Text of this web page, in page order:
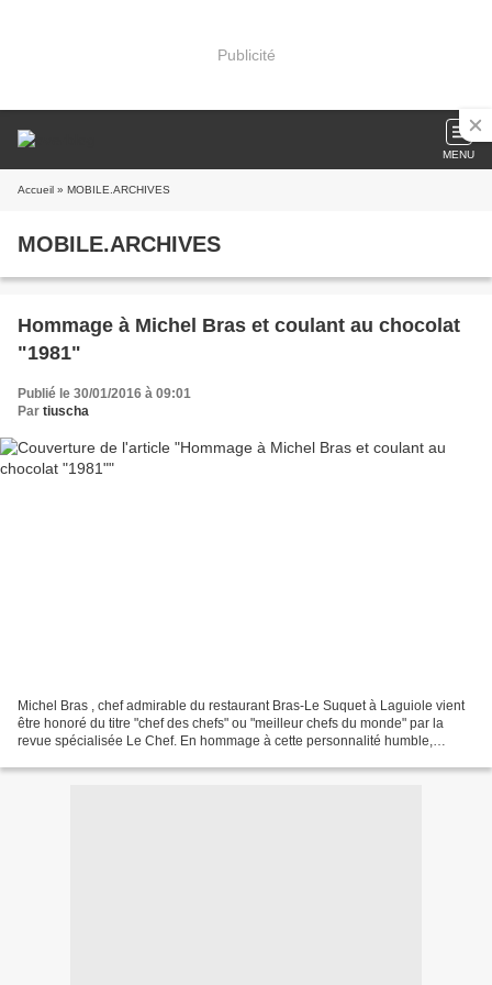
Publicité
MENU
Accueil » MOBILE.ARCHIVES
MOBILE.ARCHIVES
Hommage à Michel Bras et coulant au chocolat
"1981"
Publié le 30/01/2016 à 09:01
Par tiuscha
Michel Bras , chef admirable du restaurant Bras-Le Suquet à Laguiole vient
être honoré du titre "chef des chefs" ou "meilleur chefs du monde" par la
revue spécialisée Le Chef. En hommage à cette personnalité humble,